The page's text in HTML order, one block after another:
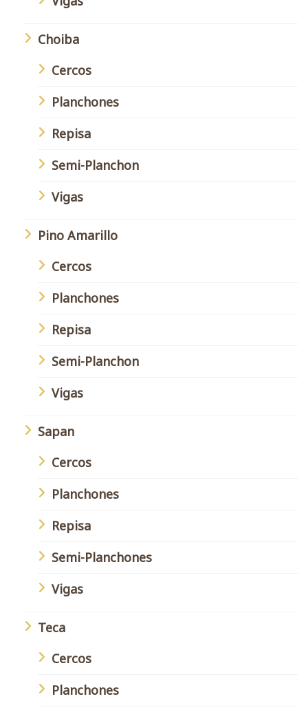
Choiba
Cercos
Planchones
Repisa
Semi-Planchon
Vigas
Pino Amarillo
Cercos
Planchones
Repisa
Semi-Planchon
Vigas
Sapan
Cercos
Planchones
Repisa
Semi-Planchones
Vigas
Teca
Cercos
Planchones